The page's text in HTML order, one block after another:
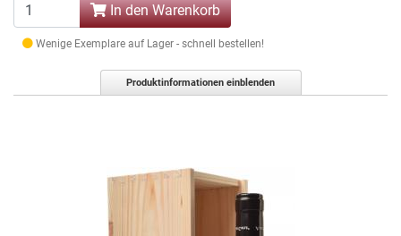
In den Warenkorb
Wenige Exemplare auf Lager - schnell bestellen!
Produktinformationen einblenden